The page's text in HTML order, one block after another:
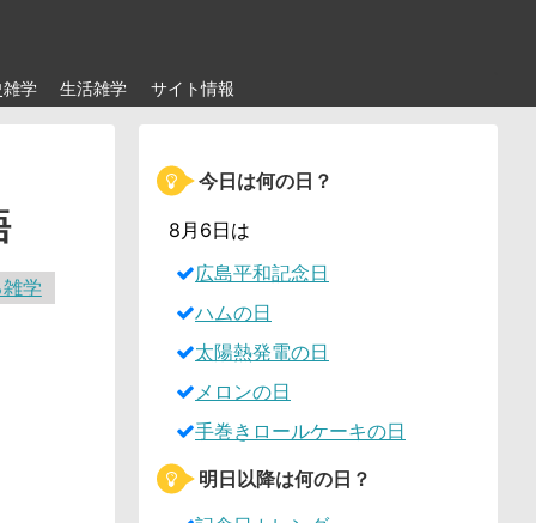
学 生活雑学 サイト情報
学
今日は何の日？
8月6日は
広島平和記念日
ハムの日
太陽熱発電の日
メロンの日
手巻きロールケーキの日
明日以降は何の日？